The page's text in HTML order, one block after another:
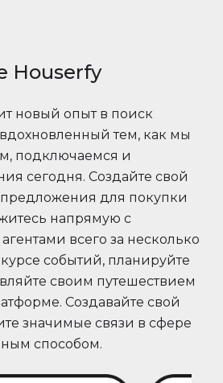
Houserfy
новый опыт в поиск
тем, как мы
подключаемся и
сегодня. Создайте свой
для покупки
напрямую с
всего за несколько
событий, планируйте
своим путешествием
Создавайте свой
значимые связи в сфере
способом.